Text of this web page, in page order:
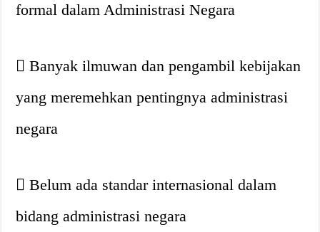
formal dalam Administrasi Negara
Banyak ilmuwan dan pengambil kebijakan
yang meremehkan pentingnya administrasi
negara
Belum ada standar internasional dalam
bidang administrasi negara